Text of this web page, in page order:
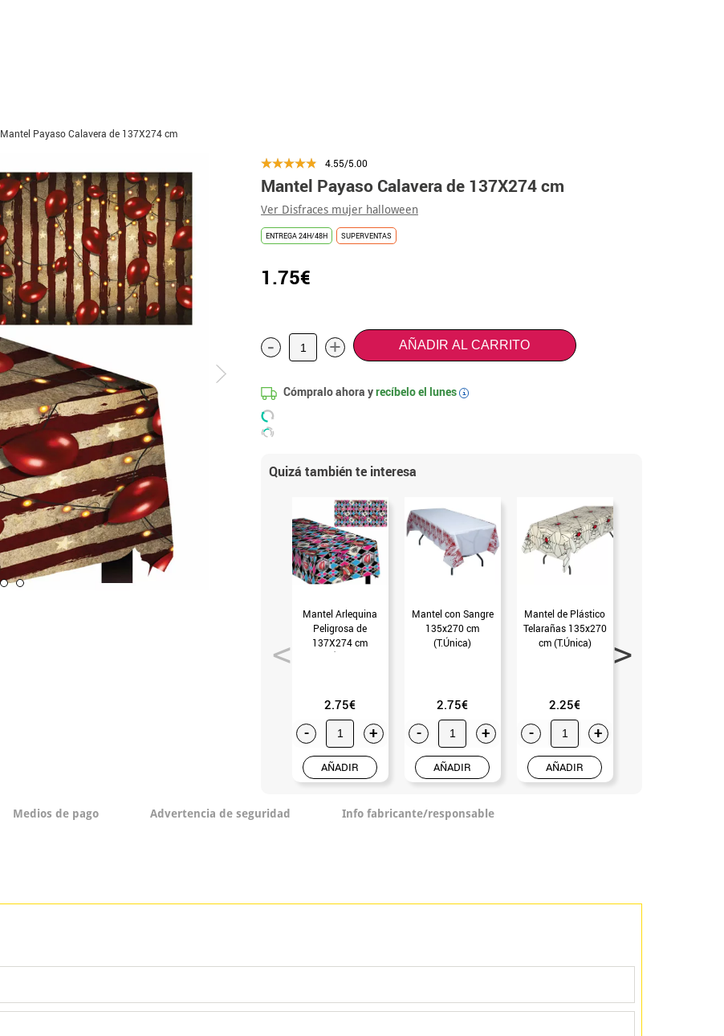
Mantel Payaso Calavera de 137X274 cm
4.55/5.00
Mantel Payaso Calavera de 137X274 cm
Ver Disfraces mujer halloween
ENTREGA 24H/48H SUPERVENTAS
1.75€
- + AÑADIR AL CARRITO
Cómpralo ahora yrecíbelo el lunes i
Quizá también te interesa
Mantel Arlequina
Peligrosa de
137X274 cm
2.75€
- +
AÑADIR
Mantel con Sangre
135x270 cm
(T.Única)
2.75€
- +
AÑADIR
Mantel de Plástico
Telarañas 135x270
cm (T.Única)
2.25€
- +
AÑADIR
Medios de pago Advertencia de seguridad Info fabricante/responsable